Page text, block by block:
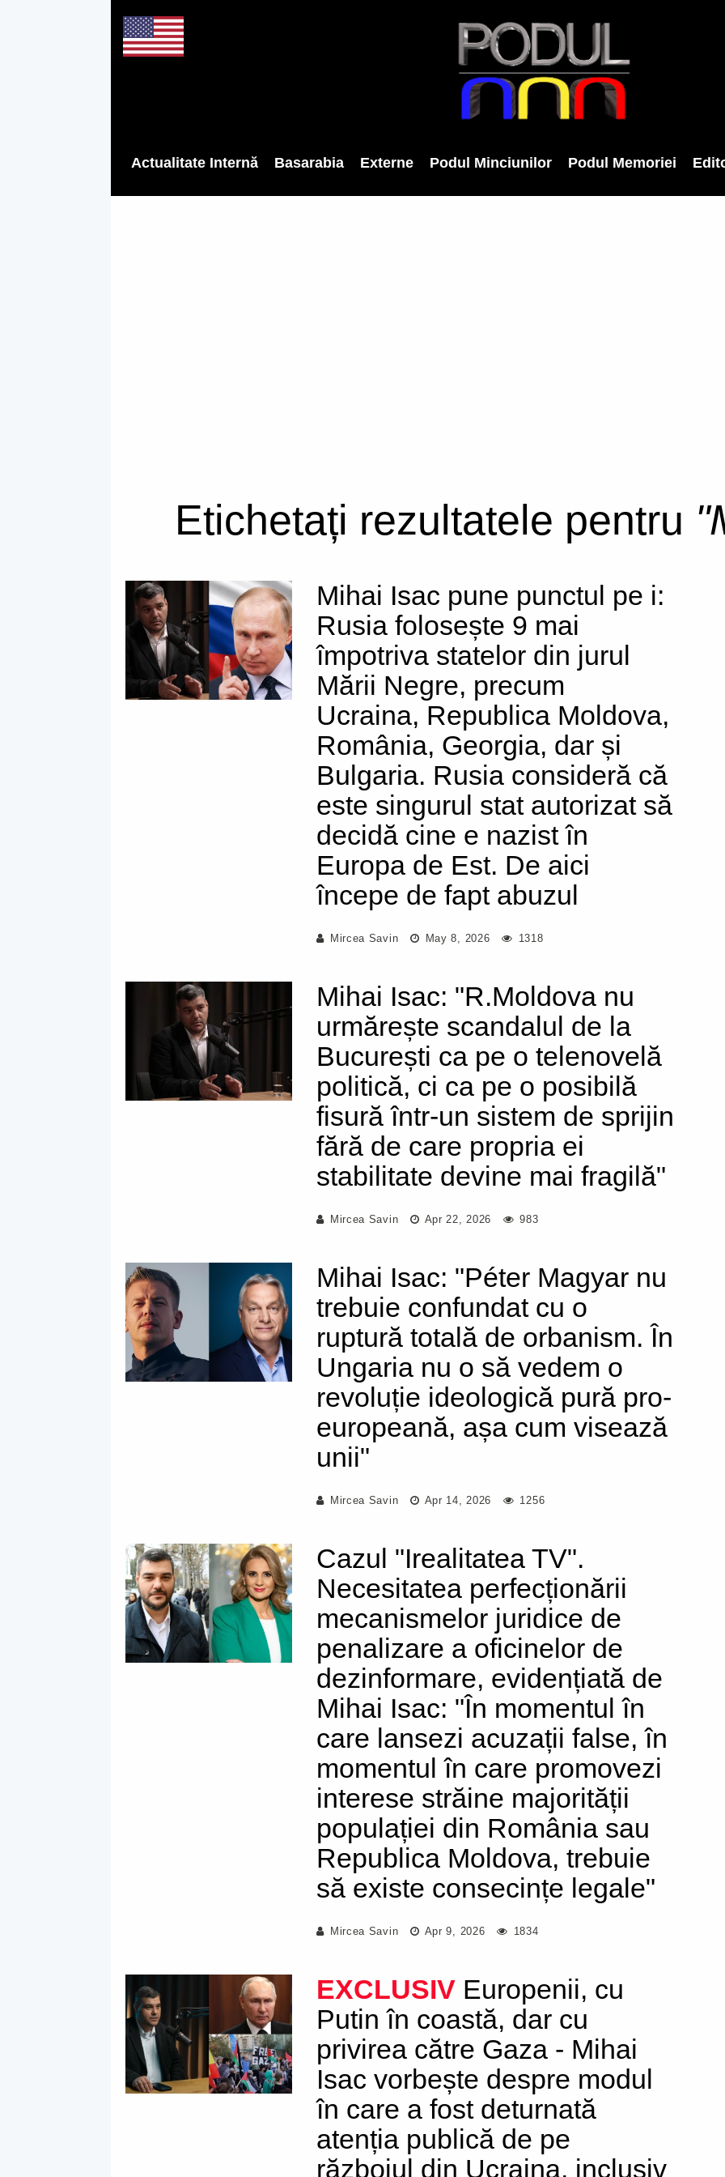
Actualitate Internă Basarabia Externe Podul Minciunilor Podul Memoriei
Etichetați rezultatele pentru
Mihai Isac pune punctul pe i:
Rusia folosește 9 mai
împotriva statelor din jurul
Mării Negre, precum
Ucraina, Republica Moldova,
România, Georgia, dar și
Bulgaria. Rusia consideră că
este singurul stat autorizat să
decidă cine e nazist în
Europa de Est. De aici
începe de fapt abuzul
Mircea Savin May 8, 2026 1318
Mihai Isac: "R.Moldova nu
urmărește scandalul de la
București ca pe o telenovelă
politică, ci ca pe o posibilă
fisură într-un sistem de sprijin
fără de care propria ei
stabilitate devine mai fragilă"
Mircea Savin Apr 22, 2026 983
Mihai Isac: "Péter Magyar nu
trebuie confundat cu o
ruptură totală de orbanism. În
Ungaria nu o să vedem o
revoluție ideologică pură pro-
europeană, așa cum visează
unii"
Mircea Savin Apr 14, 2026 1256
Cazul "Irealitatea TV".
Necesitatea perfecționării
mecanismelor juridice de
penalizare a oficinelor de
dezinformare, evidențiată de
Mihai Isac: "În momentul în
care lansezi acuzații false, în
momentul în care promovezi
interese străine majorității
populației din România sau
Republica Moldova, trebuie
să existe consecințe legale"
Mircea Savin Apr 9, 2026 1834
EXCLUSIV Europenii, cu
Putin în coastă, dar cu
privirea către Gaza - Mihai
Isac vorbește despre modul
în care a fost deturnată
atenția publică de pe
războiul din Ucraina, inclusiv